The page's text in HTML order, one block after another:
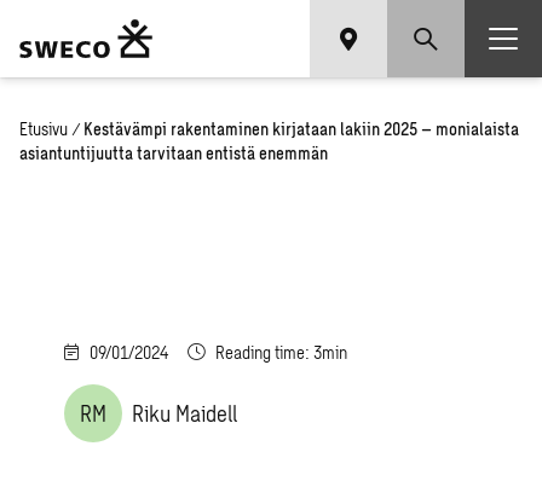
Etusivu / Kestävämpi rakentaminen kirjataan lakiin 2025 – monialaista
asiantuntijuutta tarvitaan entistä enemmän
09/01/2024 Reading time: 3min
RM Riku Maidell